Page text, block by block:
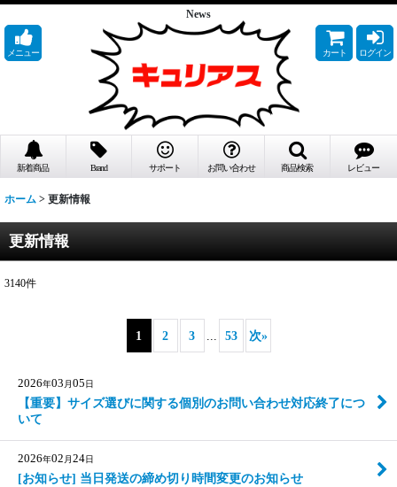
News
メニュー カート ログイン
新着商品 Brand サポート お問い合わせ 商品検索 レビュー
ホーム > 更新情報
更新情報
3140件
1 2 3 53 次»
2026年03 月05日
【重要】サイズ選びに関する個別のお問い合わせ対応終了につ
いて
2026年02 月24日
[お知らせ] 当日発送の締め切り時間変更のお知らせ